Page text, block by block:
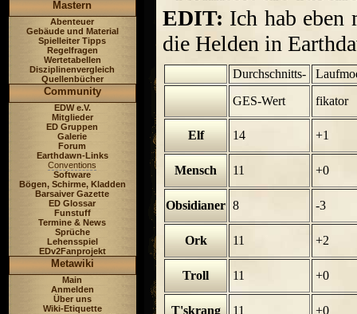
Mastern
Abenteuer
Gebäude und Material
Spielleiter Tipps
Regelfragen
Wertetabellen
Disziplinenvergleich
Quellenbücher
Community
EDW e.V.
Mitglieder
ED Gruppen
Galerie
Forum
Earthdawn-Links
Conventions
Software
Bögen, Schirme, Kladden
Barsaiver Gazette
ED Glossar
Funstuff
Termine & News
Sprüche
Lehensspiel
EDv2Fanprojekt
Metawiki
Main
Anmelden
Über uns
Wiki-Etiquette
EDIT: Ich hab eben
die Helden in
Durchschnitts-
GES-Wert
fikator
Elf 14 +1
Mensch 11 +0
Obsidianer 8 -3
Ork 11 +2
Troll 11 +0
T'skrang 11 +0